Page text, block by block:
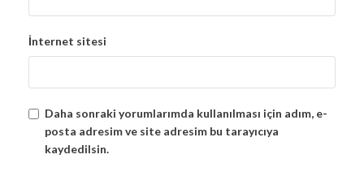
İnternet sitesi
Daha sonraki yorumlarımda kullanılması için adım, e-
posta adresim ve site adresim bu tarayıcıya
kaydedilsin.